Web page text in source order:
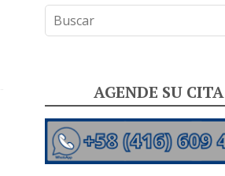
AGENDE SU CITA